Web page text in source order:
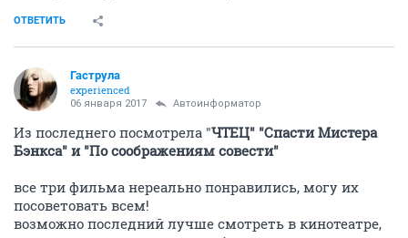
ОТВЕТИТЬ
Гаструла
experienced
06 января 2017 Автоинформатор
Из последнего посмотрела "ЧТЕЦ" "Спасти Мистера
Бэнкса" и "По соображениям совести"
все три фильма нереально понравились, могу их
посоветовать всем!
возможно последний лучше смотреть в кинотеатре,